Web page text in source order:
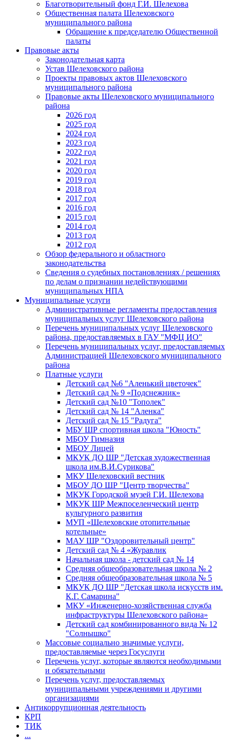
Благотворительный фонд Г.И. Шелехова
Общественная палата Шелеховского
муниципального района
Обращение к председателю Общественной
палаты
Правовые акты
Законодательная карта
Устав Шелеховского района
Проекты правовых актов Шелеховского
муниципального района
Правовые акты Шелеховского муниципального
района
2026 год
2025 год
2024 год
2023 год
2022 год
2021 год
2020 год
2019 год
2018 год
2017 год
2016 год
2015 год
2014 год
2013 год
2012 год
Обзор федерального и областного
законодательства
Сведения о судебных постановлениях / решениях
по делам о признании недействующими
муниципальных НПА
Муниципальные услуги
Административные регламенты предоставления
муниципальных услуг Шелеховского района
Перечень муниципальных услуг Шелеховского
района, предоставляемых в ГАУ "МФЦ ИО"
Перечень муниципальных услуг, предоставляемых
Администрацией Шелеховского муниципального
района
Платные услуги
Детский сад №6 "Аленький цветочек"
Детский сад № 9 «Подснежник»
Детский сад №10 "Тополек"
Детский сад № 14 "Аленка"
Детский сад № 15 "Радуга"
МБУ ШР спортивная школа "Юность"
МБОУ Гимназия
МБОУ Лицей
МКУК ДО ШР "Детская художественная
школа им.В.И.Сурикова"
МКУ Шелеховский вестник
МБОУ ДО ШР "Центр творчества"
МКУК Городской музей Г.И. Шелехова
МКУК ШР Межпоселенческий центр
культурного развития
МУП «Шелеховские отопительные
котельные»
МАУ ШР "Оздоровительный центр"
Детский сад № 4 «Журавлик
Начальная школа - детский сад № 14
Средняя общеобразовательная школа № 2
Средняя общеобразовательная школа № 5
МКУК ДО ШР "Детская школа искусств им.
К.Г. Самарина"
МКУ «Инженерно-хозяйственная служба
инфраструктуры Шелеховского района»
Детский сад комбинированного вида № 12
"Солнышко"
Массовые социально значимые услуги,
предоставляемые через Госуслуги
Перечень услуг, которые являются необходимыми
и обязательными
Перечень услуг, предоставляемых
муниципальными учреждениями и другими
организациями
Антикоррупционная деятельность
КРП
ТИК
...